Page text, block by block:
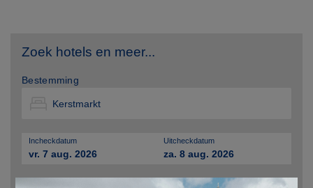
Zoek hotels en meer...
Bestemming
Incheckdatum
vr. 7 aug. 2026
Uitcheckdatum
za. 8 aug. 2026